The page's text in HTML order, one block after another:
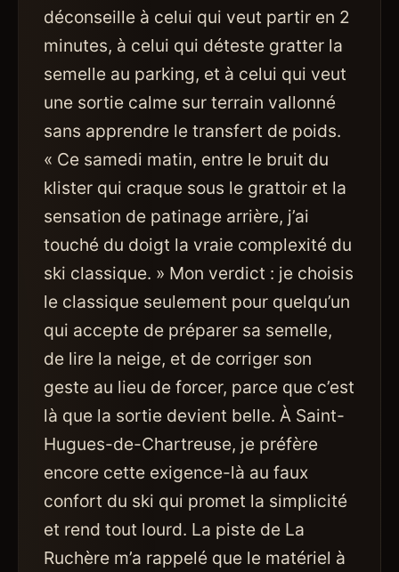
déconseille à celui qui veut partir en 2
minutes, à celui qui déteste gratter la
semelle au parking, et à celui qui veut
une sortie calme sur terrain vallonné
sans apprendre le transfert de poids.
« Ce samedi matin, entre le bruit du
klister qui craque sous le grattoir et la
sensation de patinage arrière, j’ai
touché du doigt la vraie complexité du
ski classique. » Mon verdict : je choisis
le classique seulement pour quelqu’un
qui accepte de préparer sa semelle,
de lire la neige, et de corriger son
geste au lieu de forcer, parce que c’est
là que la sortie devient belle. À Saint-
Hugues-de-Chartreuse, je préfère
encore cette exigence-là au faux
confort du ski qui promet la simplicité
et rend tout lourd. La piste de La
Ruchère m’a rappelé que le matériel à